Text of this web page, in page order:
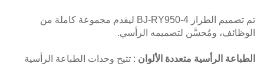
تم تصميم الطراز BJ-RY950-4 ليقدم مجموعة كاملة من
الوظائف، ومُحسَّن لتصميمه الرأسي.
الطباعة الرأسية متعددة الألوان : تتيح وحدات الطباعة الرأسية